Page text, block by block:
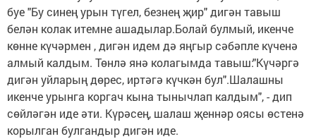
буе "Бу синең урын түгел, безнең җир" дигән тавыш
белән колак итемне ашадылар.Болай булмый, икенче
көнне күчәрмен , дигән идем дә яңгыр сәбәпле күченә
алмый калдым. Төнлә янә колагымда тавыш:"Күчәргә
дигән уйларың дөрес, иртәгә күчкән бул".Шалашны
икенче урынга коргач кына тынычлап калдым", - дип
сөйләгән иде әти. Күрәсең, шалаш җеннәр оясы өстенә
корылган булгандыр дигән иде.